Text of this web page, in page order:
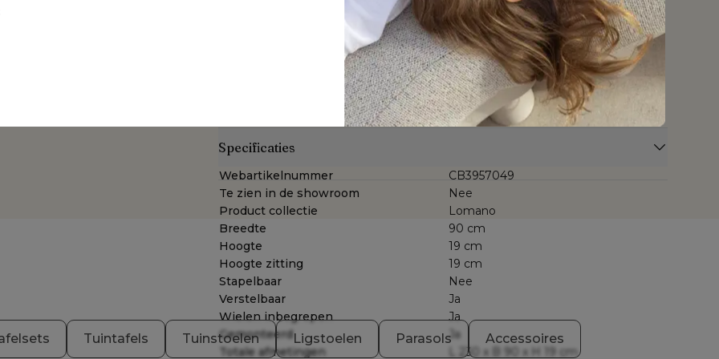
weerbestendige stof met een coating die niet enkel waterafstotend is maar
ook beschermt tegen vuil, vlekken en vloeistoffen. De Sunbrella® Luxe stof is
bestand tegen weer en wind, mag het hele jaar buiten blijven en toont zich
jarenlang slijt- en kleurvast dankzij de tot in de kern gekleurde acrylvezel. De
ademende stof wordt bij Bristol À La Carte gecombineerd met een dubbele
laag quick dry foam, een comfortabel schuim met open poriënstructuur dat
geen water ophoudt én snel droogt.
Specificaties
Webartikelnummer
CB3957049
Te zien in de showroom
Nee
Product collectie
Lomano
Breedte
90 cm
Hoogte
19 cm
Hoogte zitting
19 cm
Stapelbaar
Nee
Verstelbaar
Ja
Wielen inbegrepen
Ja
Gemonteerd
Ja
Totale afmetingen
L 230 x B 90 x H 19 cm
Tuintafels Tuinstoelen Ligstoelen Parasols Accessoires